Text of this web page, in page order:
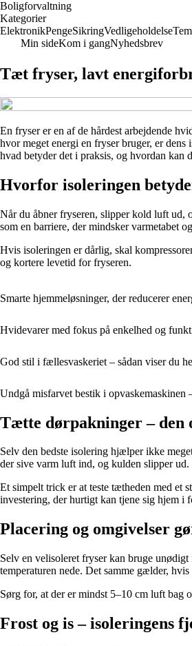
Boligforvaltning
Kategorier
ElektronikPengeSikringVedligeholdelse
Min sideKom i gangNyhedsbrev
Tæt fryser, lavt
En fryser er en af de hårdest arbejdende
hvor meget energi en fryser bruger, er
hvad betyder det i praksis, og hvordan kan
Hvorfor isoleringen
Når du åbner fryseren, slipper kold luft ud,
som en barriere, der mindsker varmetabet
Hvis isoleringen er dårlig, skal
og kortere levetid for fryseren.
Smarte hjemmeløsninger, der reducerer
Hvidevarer med fokus på enkelhed og
God stil i fællesvaskeriet – sådan viser du
Undgå misfarvet bestik i opvaskemaskinen
Tætte dørpakninger – den
Selv den bedste isolering hjælper ikke
der sive varm luft ind, og kulden slipper ud.
Et simpelt trick er at teste tætheden med et
investering, der hurtigt kan tjene sig hjem i
Placering og omgivelser
Selv en velisoleret fryser kan bruge
temperaturen nede. Det samme gælder,
Sørg for, at der er mindst 5–10 cm luft bag
Frost og is – isoleringens